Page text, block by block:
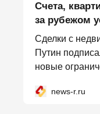
Счета,
за рубежом
Сделки с
Путин
новые
news-r.ru